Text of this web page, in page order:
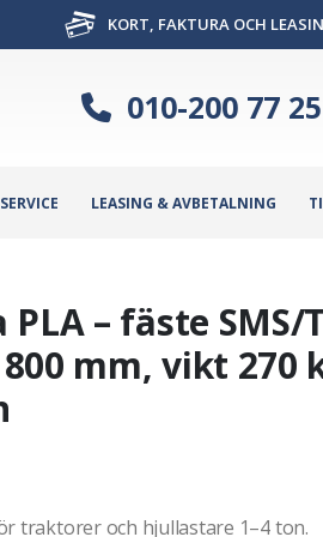
KORT, FAKTURA OCH
010-200 77 25
LEASING & AVBETALNING
– fäste SMS/
mm, vikt 270
traktorer och hjullastare 1–4 ton.